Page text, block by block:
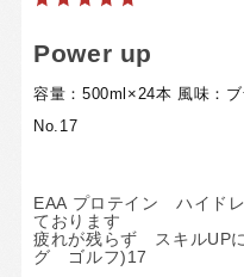
Power up
容量：500ml×24本 風味：
No.17
EAA プロテイン ハイド
ております
疲れが残らず スキルUP
グ ゴルフ)17